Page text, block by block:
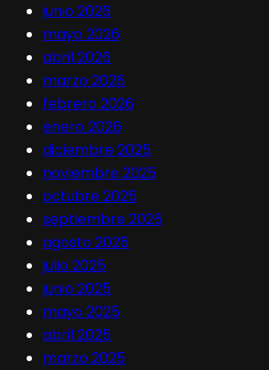
junio 2026
mayo 2026
abril 2026
marzo 2026
febrero 2026
enero 2026
diciembre 2025
noviembre 2025
octubre 2025
septiembre 2025
agosto 2025
julio 2025
junio 2025
mayo 2025
abril 2025
marzo 2025